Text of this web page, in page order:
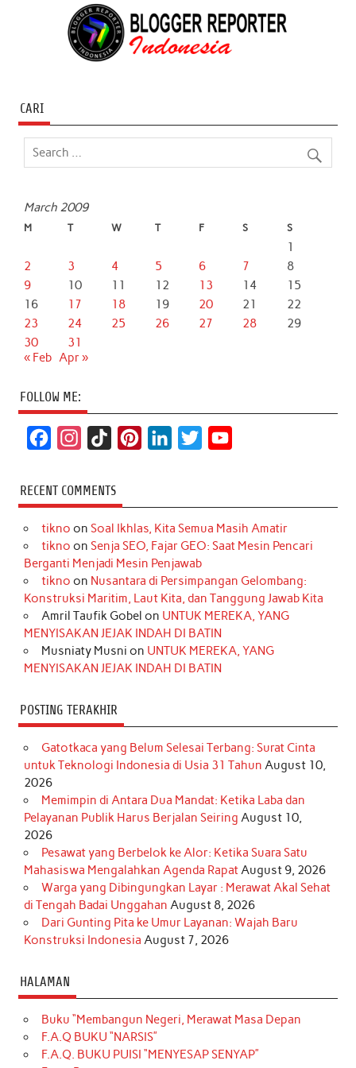
CARI
March 2009
M T W T F S S
1
2
3 4 5 6 7
8
9
10 11 12 13 14
15
16
17 18 19 20 21
22
23
24 25 26 27 28
29
30
31
« Feb Apr »
FOLLOW ME:
c
e
b
o
k
s
t
a
r
a
m
k
T
o
k
t
e
r
e
s
t
k
e
d
I
n
t
t
r
T
u
e
RECENT COMMENTS
tikno on Soal Ikhlas, Kita Semua Masih Amatir
tikno on Senja SEO, Fajar GEO: Saat Mesin Pencari
Berganti Menjadi Mesin Penjawab
tikno on Nusantara di Persimpangan Gelombang:
Konstruksi Maritim, Laut Kita, dan Tanggung Jawab Kita
Amril Taufik Gobel on UNTUK MEREKA, YANG
MENYISAKAN JEJAK INDAH DI BATIN
Musniaty Musni on UNTUK MEREKA, YANG
MENYISAKAN JEJAK INDAH DI BATIN
POSTING TERAKHIR
Gatotkaca yang Belum Selesai Terbang: Surat Cinta
untuk Teknologi Indonesia di Usia 31 Tahun August 10,
2026
Memimpin di Antara Dua Mandat: Ketika Laba dan
Pelayanan Publik Harus Berjalan Seiring August 10,
2026
Pesawat yang Berbelok ke Alor: Ketika Suara Satu
Mahasiswa Mengalahkan Agenda RapatAugust 9, 2026
Warga yang Dibingungkan Layar : Merawat Akal Sehat
di Tengah Badai Unggahan August 8, 2026
Dari Gunting Pita ke Umur Layanan: Wajah Baru
Konstruksi Indonesia August 7, 2026
HALAMAN
Buku “Membangun Negeri, Merawat Masa Depan
F.A.Q BUKU “NARSIS”
F.A.Q. BUKU PUISI “MENYESAP SENYAP”